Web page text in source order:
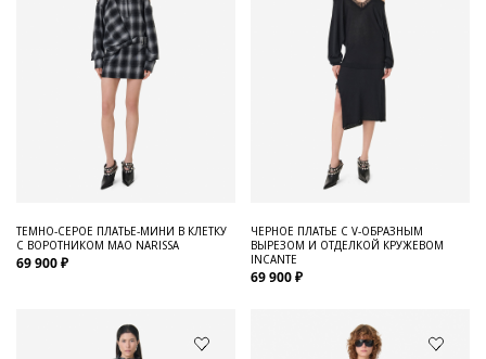
ТЕМНО-СЕРОЕ ПЛАТЬЕ-МИНИ В КЛЕТКУ
С ВОРОТНИКОМ МАО NARISSA
69 900 ₽
ЧЕРНОЕ ПЛАТЬЕ С V-ОБРАЗНЫМ
ВЫРЕЗОМ И ОТДЕЛКОЙ КРУЖЕВОМ
INCANTE
69 900 ₽